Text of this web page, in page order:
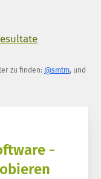
zu finden: @smtm, und
-